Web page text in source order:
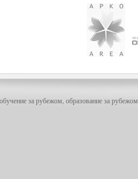
за рубежом, образование за